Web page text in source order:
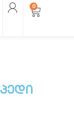
0
Cart